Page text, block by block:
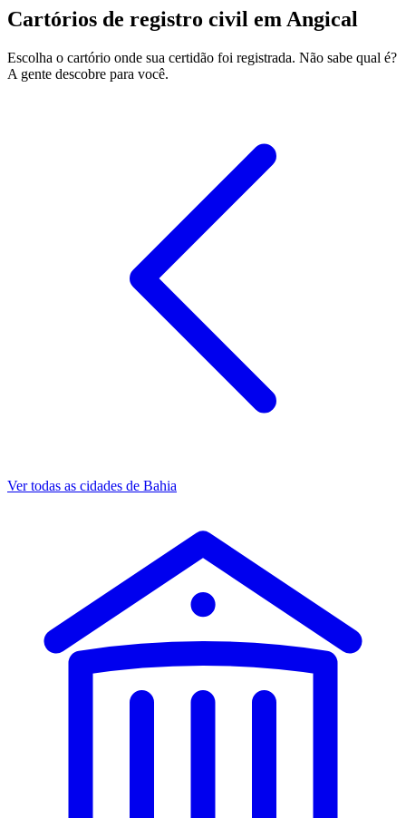
Cartórios de registro civil em Angical
Escolha o cartório onde sua certidão foi registrada. Não sabe qual é?
A gente descobre para você.
Ver todas as cidades de Bahia